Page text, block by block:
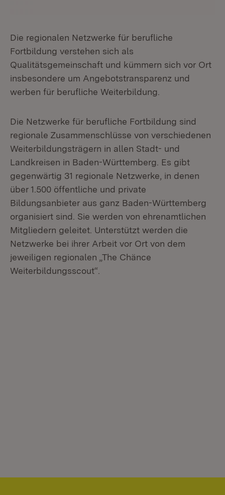
Die regionalen Netzwerke für berufliche
Fortbildung verstehen sich als
Qualitätsgemeinschaft und kümmern sich vor Ort
insbesondere um Angebotstransparenz und
werben für berufliche Weiterbildung.
Die Netzwerke für berufliche Fortbildung sind
regionale Zusammenschlüsse von verschiedenen
Weiterbildungsträgern in allen Stadt- und
Landkreisen in Baden-Württemberg. Es gibt
gegenwärtig 31 regionale Netzwerke, in denen
über 1.500 öffentliche und private
Bildungsanbieter aus ganz Baden-Württemberg
organisiert sind. Sie werden von ehrenamtlichen
Mitgliedern geleitet. Unterstützt werden die
Netzwerke bei ihrer Arbeit vor Ort von dem
jeweiligen regionalen „The Chänce
Weiterbildungsscout“.